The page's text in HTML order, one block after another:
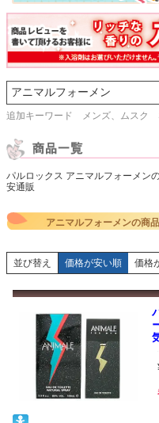
追加キーワード メンズ、ムスク
パルロックス アニマルフォーメ
安通販
アニマルフォーメンの商
並び替え 価格が安い順 価格